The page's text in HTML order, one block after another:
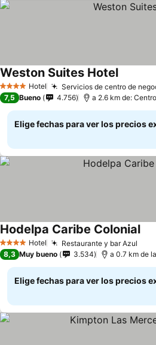
4 EstrellasHotel Servicios de centro de
Weston Suites Hotel
7,5 Bueno 4.756 a 2.6 km de:
Elige fechas para ver los precios
4 EstrellasHotel Restaurante y bar Azul
Hodelpa Caribe Colonial
8,3 Muy bueno 3.534 a 0.7 km de
Elige fechas para ver los precios